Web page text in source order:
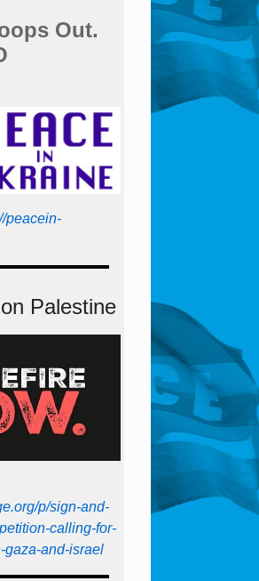
Out.
peace­in­
Palestine
p/sign-and-
calling-for-
gaza-and-israel